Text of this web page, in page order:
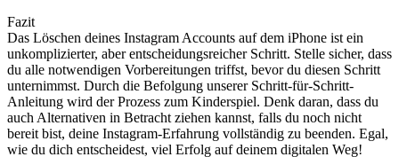
Fazit
Das Löschen deines Instagram Accounts auf dem iPhone ist ein
unkomplizierter, aber entscheidungsreicher Schritt. Stelle sicher, dass
du alle notwendigen Vorbereitungen triffst, bevor du diesen Schritt
unternimmst. Durch die Befolgung unserer Schritt-für-Schritt-
Anleitung wird der Prozess zum Kinderspiel. Denk daran, dass du
auch Alternativen in Betracht ziehen kannst, falls du noch nicht
bereit bist, deine Instagram-Erfahrung vollständig zu beenden. Egal,
wie du dich entscheidest, viel Erfolg auf deinem digitalen Weg!